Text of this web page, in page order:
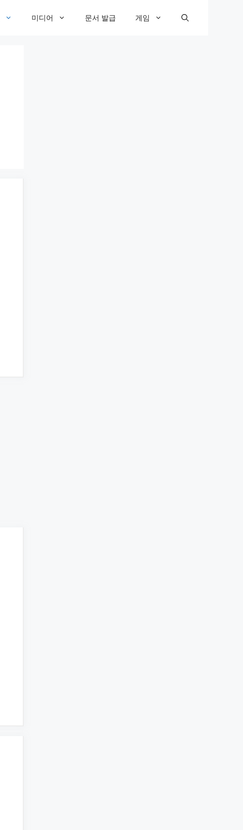
미디어 문서 발급 게임